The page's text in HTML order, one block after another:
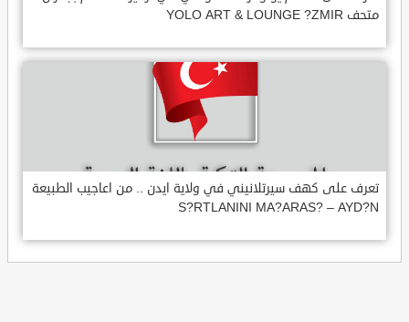
متحف YOLO ART & LOUNGE ?ZMIR
تعرف على كهف سيرتلانيني في ولاية ايدن .. من اعاجيب الطبيعة
S?RTLANINI MA?ARAS? – AYD?N